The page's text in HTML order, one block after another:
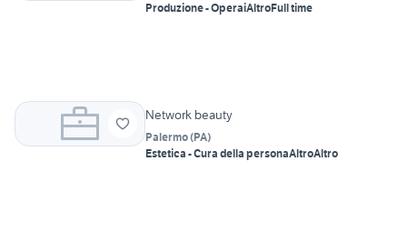
Produzione - OperaiAltroFull time
Network beauty
Palermo(PA)
Estetica - Cura della personaAltroAltro